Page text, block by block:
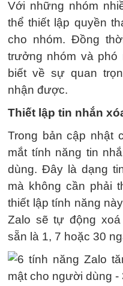
Với những nhóm
thể thiết lập quyền
cho nhóm. Đồng
trưởng nhóm và phó
biết về sự quan
nhận được.
Thiết lập tin nhắn
Trong bản cập nhật
mắt tính năng tin
dùng. Đây là dạng
mà không cần phải
thiết lập tính năng
Zalo sẽ tự động
sẵn là 1, 7 hoặc 30